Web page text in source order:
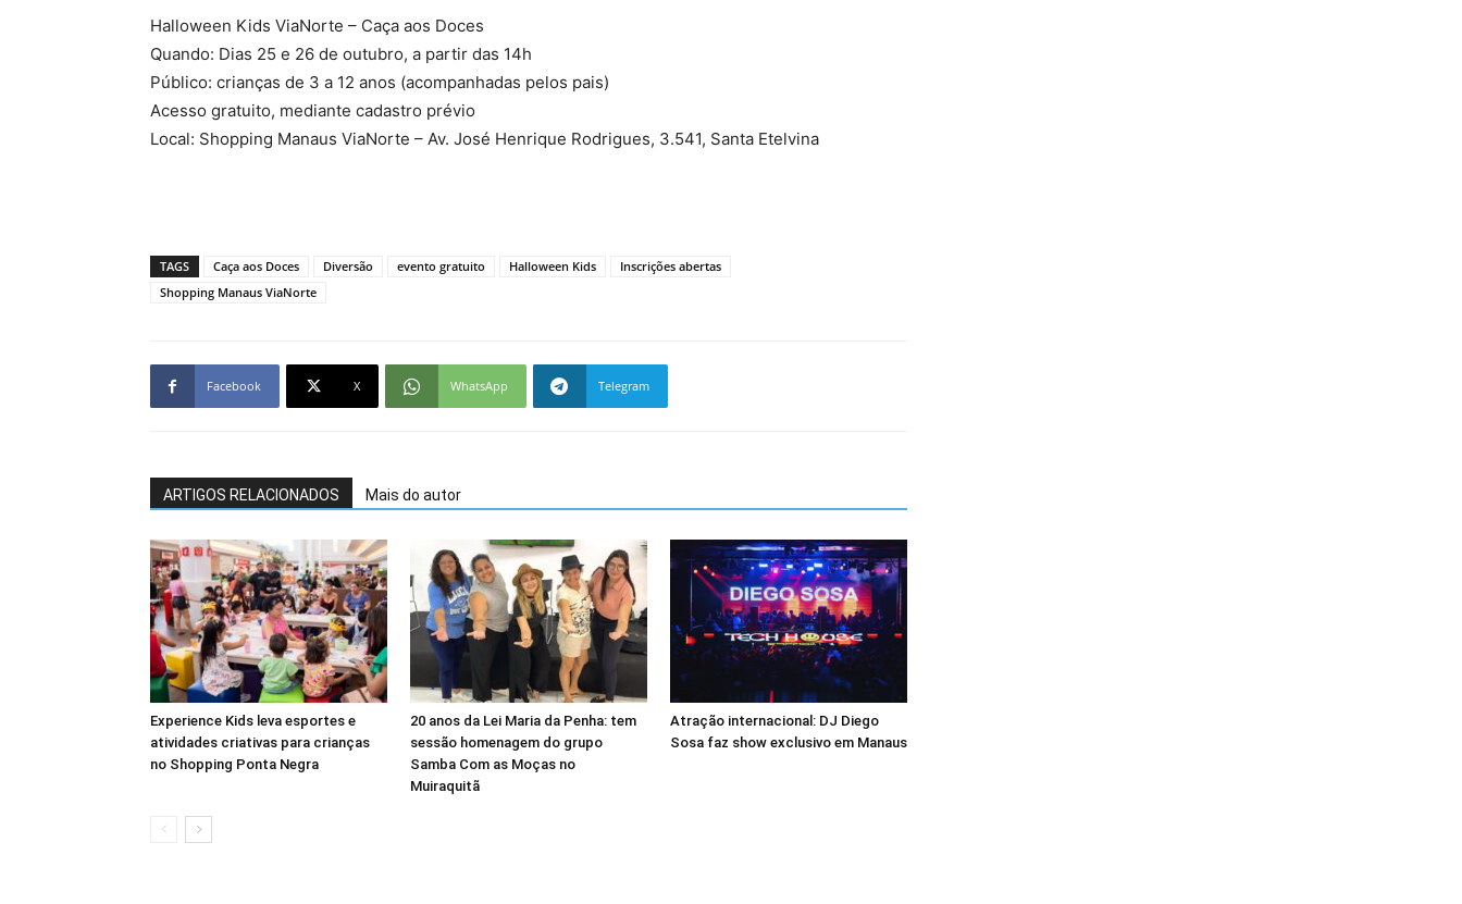
Halloween Kids ViaNorte – Caça aos Doces
Quando: Dias 25 e 26 de outubro, a partir das 14h
Público: crianças de 3 a 12 anos (acompanhadas pelos pais)
Acesso gratuito, mediante cadastro prévio
Local: Shopping Manaus ViaNorte – Av. José Henrique Rodrigues, 3.541, Santa Etelvina
TAGS Caça aos Doces Diversão evento gratuito Halloween Kids
Inscrições abertas
Shopping Manaus ViaNorte
Facebook X WhatsApp Telegram
ARTIGOS RELACIONADOS Mais do autor
Experience Kids leva esportes e
atividades criativas para crianças
no Shopping Ponta Negra
20 anos da Lei Maria da Penha: tem
sessão homenagem do grupo
Samba Com as Moças no
Muiraquitã
Atração internacional: DJ Diego
Sosa faz show exclusivo em Manaus